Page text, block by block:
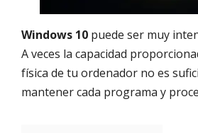
Windows 10 puede ser muy
A veces la capacidad
física de tu ordenador no es
mantener cada programa y